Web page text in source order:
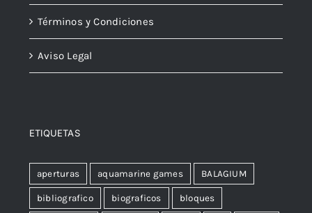
Términos y Condiciones
Aviso Legal
ETIQUETAS
aperturas aquamarine games BALAGIUM
bibliografico biograficos bloques